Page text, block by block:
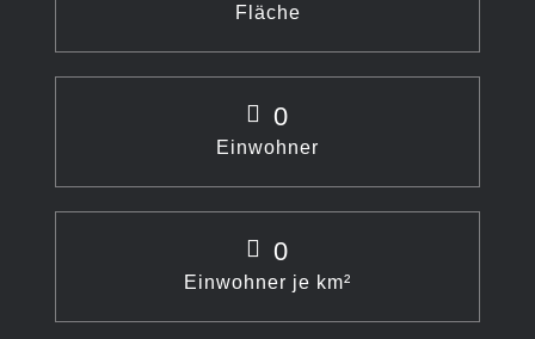
Fläche
0
Einwohner
0
Einwohner je km²